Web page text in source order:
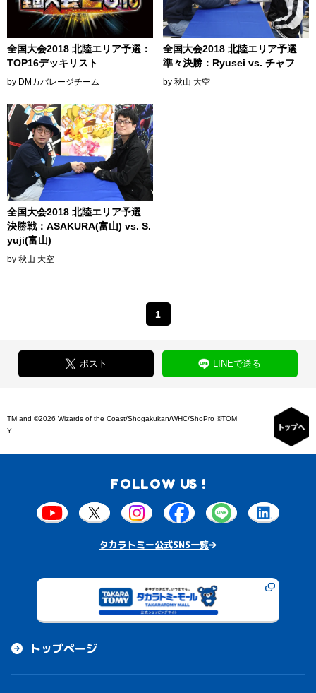
全国大会2018 北陸エリア予選：
TOP16デッキリスト
by DMカバレージチーム
全国大会2018 北陸エリア予選
準々決勝：Ryusei vs. チャフ
by 秋山 大空
全国大会2018 北陸エリア予選
決勝戦：ASAKURA(富山) vs. S.
yuji(富山)
by 秋山 大空
1
ポスト LINEで送る
TM and ©2026 Wizards of the Coast/Shogakukan/WHC/ShoPro ©TOM
Y
FOLLOW US !
タカラトミー公式SNS一覧
トップページ